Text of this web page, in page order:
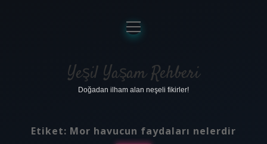
Anasayfa
Gizlilik Politikası
Yasal Uyarı
menüyü
aç
Yeşil Yaşam Rehberi
Doğadan ilham alan neşeli fikirler!
Etiket: Mor havucun faydaları nelerdir